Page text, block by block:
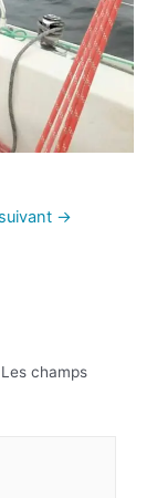
→
Les champs